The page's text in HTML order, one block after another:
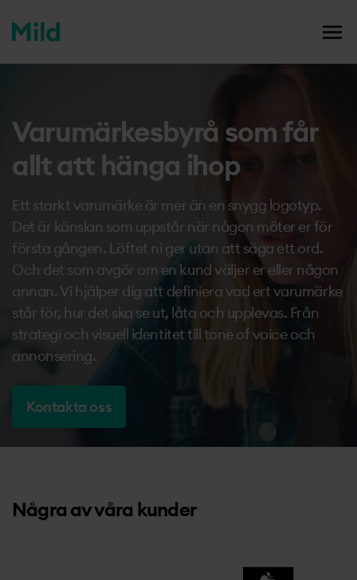
Våra tjänster
Blogg
Om oss
Kontakt
Varumärkesbyrå som får
allt att hänga ihop
Ett starkt varumärke är mer än en snygg logotyp.
Det är känslan som uppstår när någon möter er för
första gången. Löftet ni ger utan att säga ett ord.
Och det som avgör om en kund väljer er eller någon
annan. Vi hjälper dig att definiera vad ert varumärke
står för, hur det ska se ut, låta och upplevas. Från
strategi och visuell identitet till tone of voice och
annonsering.
Kontakta oss
Några av våra kunder